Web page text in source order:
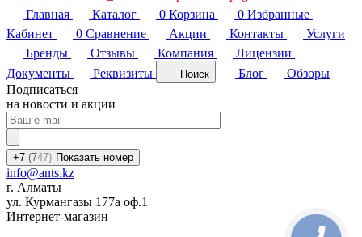
Главная
Каталог 0 Корзина 0 Избранные
Кабинет
0 Сравнение Акции Контакты
Услуги
Бренды
Отзывы Компания
Лицензии
Документы
Реквизиты Поиск Блог
Обзоры
Подписаться
на новости и акции
+7 (747) Показать номер
info@ants.kz
г. Алматы
ул. Курмангазы 177а оф.1
Интернет-магазин